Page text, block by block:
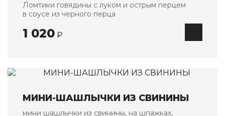
ОПЛАТА И ДОСТАВКА
АКЦИИ
Ломтики говядины с луком и острым перцем
в соусе из черного перца
1 020 ₽
МИНИ-ШАШЛЫЧКИ ИЗ СВИНИНЫ
мини шашлычки из свинины, на шпажках,